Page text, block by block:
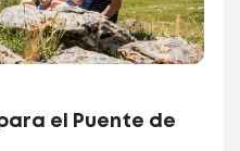
el Puente de